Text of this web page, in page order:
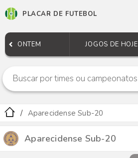
PLACAR DE FUTEBOL
ONTEM JOGOS DE HOJE
Aparecidense Sub-20
Aparecidense Sub-20